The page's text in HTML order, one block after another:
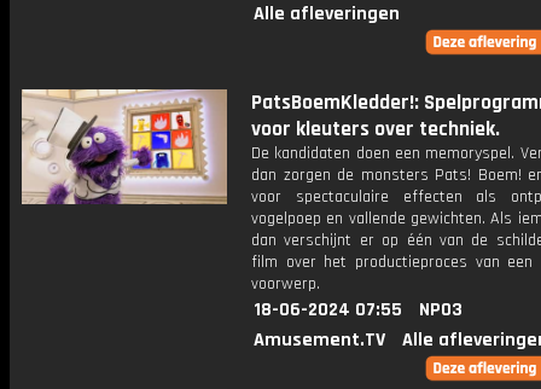
Alle afleveringen
PatsBoemKledder!:
voor kleuters over techniek.
De kandidaten doen een memoryspel.
dan zorgen de monsters Pats! Boem!
voor spectaculaire effecten als
vogelpoep en vallende gewichten. Als
dan verschijnt er op één van de
film over het productieproces van een
voorwerp.
18-06-2024 07:55
NPO3
Amusement.TV
Alle